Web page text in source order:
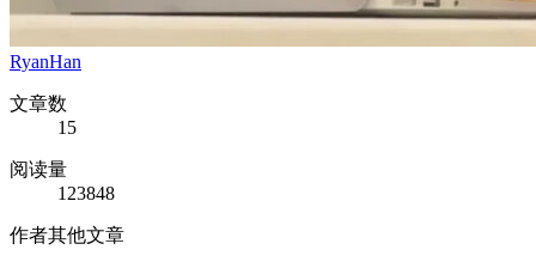
RyanHan
文章数
15
阅读量
123848
作者其他文章